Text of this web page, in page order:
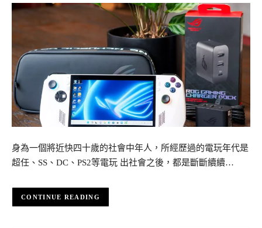
身為一個將近快四十歲的社會中年人，所經歷過的電玩年代是
超任、SS、DC、PS2等電玩 出社會之後，都是斷斷續續…
CONTINUE READING